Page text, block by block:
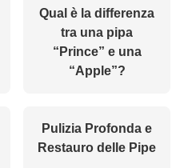
Qual è la differenza
tra una pipa
“Prince” e una
“Apple”?
Pulizia Profonda e
Restauro delle Pipe